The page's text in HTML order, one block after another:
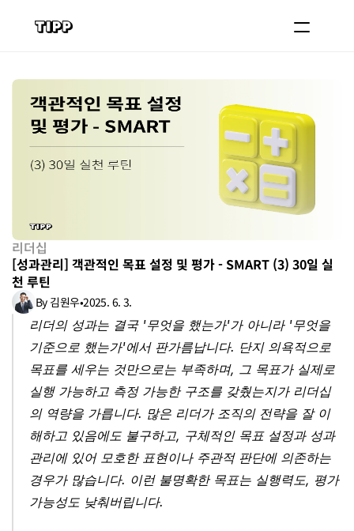
로그인
도입 문의
리더십
[성과관리] 객관적인 목표 설정 및 평가 - SMART (3) 30일 실
천 루틴
By 김원우•2025. 6. 3.
리더의 성과는 결국 '무엇을 했는가'가 아니라 '무엇을
기준으로 했는가'에서 판가름납니다. 단지 의욕적으로
목표를 세우는 것만으로는 부족하며, 그 목표가 실제로
실행 가능하고 측정 가능한 구조를 갖췄는지가 리더십
의 역량을 가릅니다. 많은 리더가 조직의 전략을 잘 이
해하고 있음에도 불구하고, 구체적인 목표 설정과 성과
관리에 있어 모호한 표현이나 주관적 판단에 의존하는
경우가 많습니다. 이런 불명확한 목표는 실행력도, 평가
가능성도 낮춰버립니다.